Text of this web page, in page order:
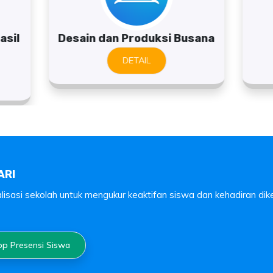
Desain dan Produksi Busana
DETAIL
sekolah untuk mengukur keaktifan siswa dan kehadiran
Presensi Siswa